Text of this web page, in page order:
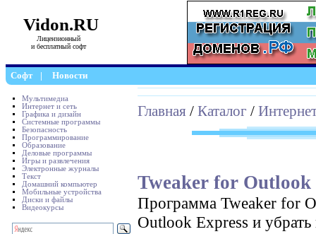
Vidon.RU
Лицензионный
и бесплатный софт
Софт | Новости
Мультимедиа
Интернет и сеть
Графика и дизайн
Системные программы
Безопасность
Программирование
Образование
Деловые программы
Игры и развлечения
Электронные журналы
Текст
Домашний компьютер
Мобильные устройства
Диски и файлы
Видеокурсы
Главная / Каталог /
Tweaker for Outlook
Программа Tweaker for
Outlook Express и убрать